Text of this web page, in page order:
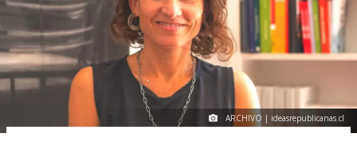
ARCHIVO | ideasrepublicanas.cl